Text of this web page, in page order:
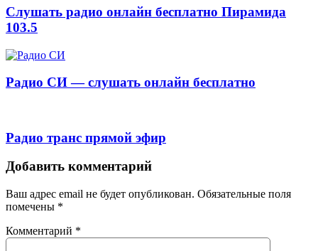
Слушать радио онлайн бесплатно Пирамида
103.5
Радио СИ — слушать онлайн бесплатно
Радио транс прямой эфир
Добавить комментарий
Ваш адрес email не будет опубликован. Обязательные поля
помечены *
Комментарий *